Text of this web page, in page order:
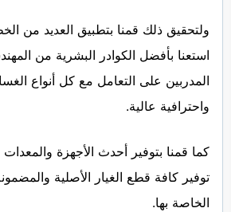
ولتحقيق ذلك قمنا بتطبيق العديد من
استعنا بأفضل الكوادر البشرية من
المدربين على التعامل مع كل أنواع
واحترافية عالية.
كما قمنا بتوفير أحدث الأجهزة والمعدات
توفير كافة قطع الغيار الأصلية
الخاصة بها.